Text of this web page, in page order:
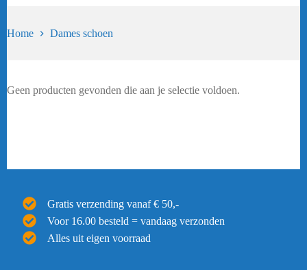
Home Dames schoen
Geen producten gevonden die aan je selectie voldoen.
Gratis verzending vanaf € 50,-
Voor 16.00 besteld = vandaag verzonden
Alles uit eigen voorraad